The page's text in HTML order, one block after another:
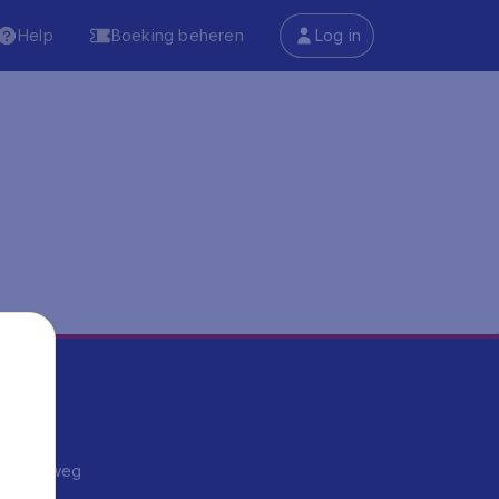
Help Boeking beheren Log in
weg